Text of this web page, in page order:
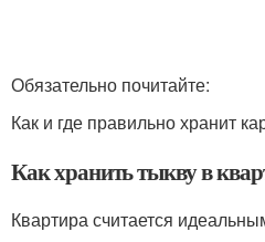
Обязательно почитайте:
Как и где правильно хранит
Как хранить тыкву в
Квартира считается